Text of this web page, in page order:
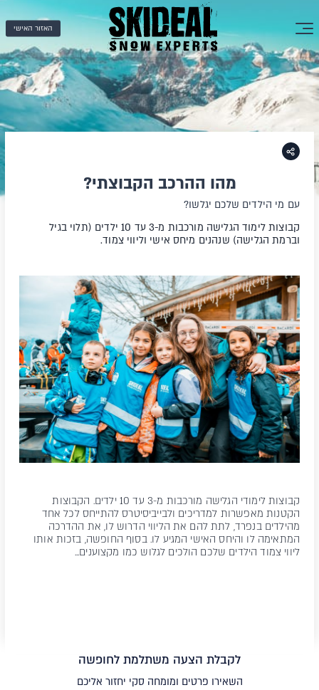
האזור האישי
מהו ההרכב הקבוצתי?
עם מי הילדים שלכם יגלשו?
קבוצות לימוד הגלישה מורכבות מ-3 עד 10 ילדים (תלוי בגיל
וברמת הגלישה) שנהנים מיחס אישי וליווי צמוד.
קבוצות לימודי הגלישה מורכבות מ-3 עד 10 ילדים. הקבוצות
הקטנות מאפשרות למדריכים ולבייביסיטרס להתייחס לכל אחד
מהילדים בנפרד, לתת להם את הליווי הדרוש לו, את ההדרכה
המתאימה לו והיחס האישי המגיע לו. בסוף החופשה, בזכות אותו
ליווי צמוד הילדים שלכם הולכים לגלוש כמו מקצוענים...
לקבלת הצעה משתלמת לחופשה
השאירו פרטים ומומחה סקי יחזור אליכם